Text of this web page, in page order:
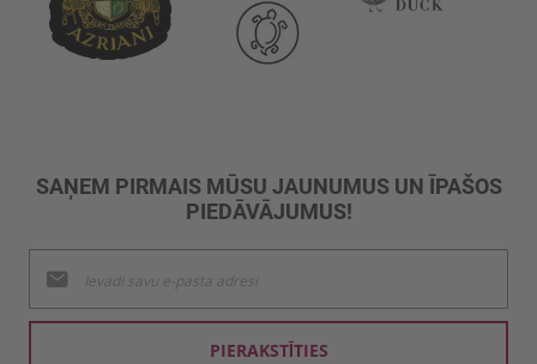
SAŅEM PIRMAIS MŪSU JAUNUMUS UN ĪPAŠOS
PIEDĀVĀJUMUS!
jaunumu
saņemšanai:
PIERAKSTĪTIES